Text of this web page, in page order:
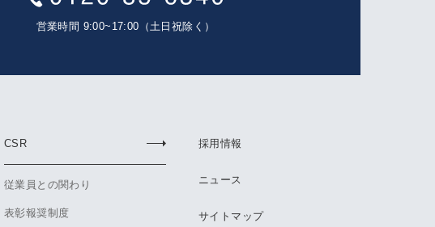
営業時間 9:00~17:00（土日祝除く）
CSR
従業員との関わり
表彰報奨制度
採用情報
ニュース
サイトマップ